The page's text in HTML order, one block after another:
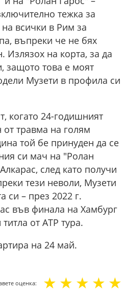
тежка за
всички в Рим за
въпреки че не бях
Излязох на корта, за да
защото това е моят
Музети в профила си
когато 24-годишният
от травма на голям
той бе принуден да се
си мач на "Ролан
след като получи
тези неволи, Музети
си – през 2022 г.
във финала на Хамбург
от ATP тура.
на 24 май.
оценка: ☆
☆
☆
☆
☆